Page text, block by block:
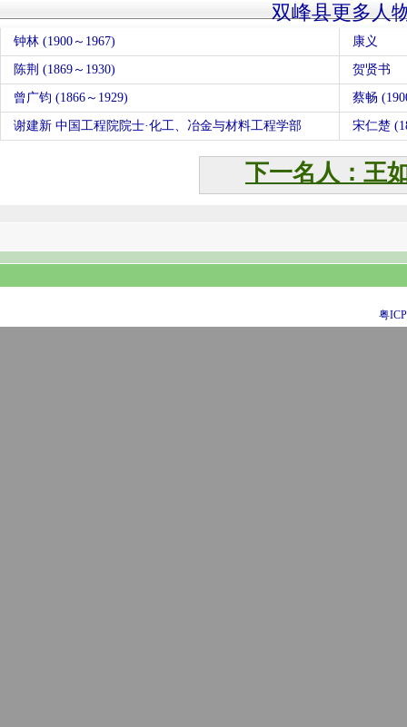
双峰县更多人
钟林 (1900～1967) 康义
陈荆 (1869～1930) 贺贤书
曾广钧 (1866～1929) 蔡畅
谢建新 中国工程院院士·化工、冶金与材料工程学部 宋仁楚
下一名人：王
粤